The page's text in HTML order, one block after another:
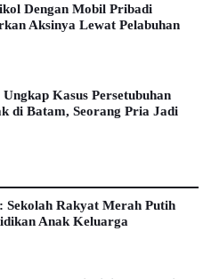
Dengan Mobil Pribadi
Aksinya Lewat Pelabuhan
Kasus Persetubuhan
di Batam, Seorang Pria Jadi
Sekolah Rakyat Merah Putih
Anak Keluarga